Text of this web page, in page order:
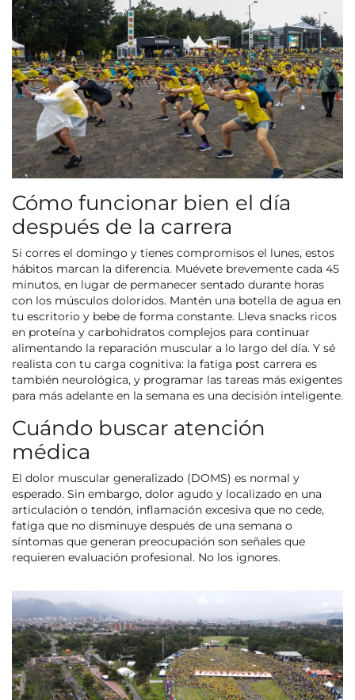
Cómo funcionar bien el día
después de la carrera
Si corres el domingo y tienes compromisos el lunes, estos
hábitos marcan la diferencia. Muévete brevemente cada 45
minutos, en lugar de permanecer sentado durante horas
con los músculos doloridos. Mantén una botella de agua en
tu escritorio y bebe de forma constante. Lleva snacks ricos
en proteína y carbohidratos complejos para continuar
alimentando la reparación muscular a lo largo del día. Y sé
realista con tu carga cognitiva: la fatiga post carrera es
también neurológica, y programar las tareas más exigentes
para más adelante en la semana es una decisión inteligente.
Cuándo buscar atención
médica
El dolor muscular generalizado (DOMS) es normal y
esperado. Sin embargo, dolor agudo y localizado en una
articulación o tendón, inflamación excesiva que no cede,
fatiga que no disminuye después de una semana o
síntomas que generan preocupación son señales que
requieren evaluación profesional. No los ignores.